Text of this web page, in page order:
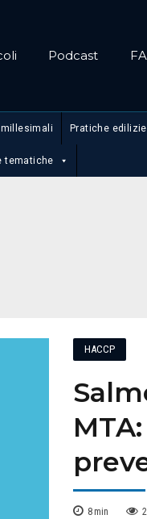
Podcast
millesimali Pratiche edilizie
tematiche
HACCP
8 min